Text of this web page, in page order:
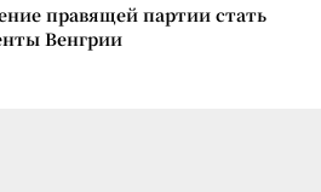
правящей партии стать
Венгрии